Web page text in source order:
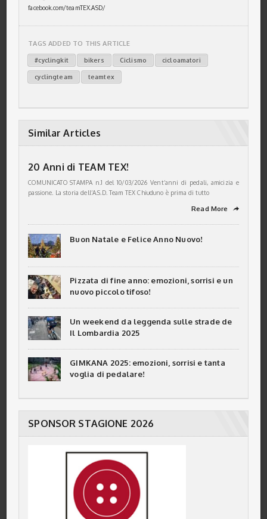
facebook.com/teamTEX.ASD/
TAGS ADDED TO THIS ARTICLE
#cyclingkit bikers Ciclismo cicloamatori
cyclingteam teamtex
Similar Articles
20 Anni di TEAM TEX!
COMUNICATO STAMPA n.1 del 10/03/2026 Vent’anni di pedali, amicizia e
passione. La storia dell’A.S.D. Team TEX Chiuduno è prima di tutto
Read More ➦
Buon Natale e Felice Anno Nuovo!
Pizzata di fine anno: emozioni, sorrisi e un
nuovo piccolo tifoso!
Un weekend da leggenda sulle strade de
Il Lombardia 2025
GIMKANA 2025: emozioni, sorrisi e tanta
voglia di pedalare!
SPONSOR STAGIONE 2026